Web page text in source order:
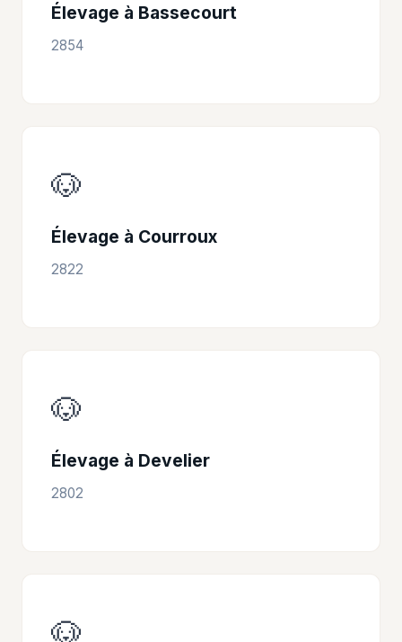
Élevage à Bassecourt
2854
🐶
Élevage à Courroux
2822
🐶
Élevage à Develier
2802
🐶